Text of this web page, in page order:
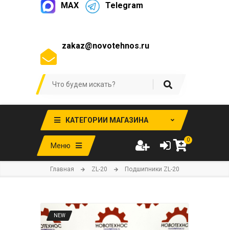
MAX Telegram
zakaz@novotehnos.ru
КАТЕГОРИИ МАГАЗИНА
Меню
0
Главная ZL-20 Подшипники ZL-20
NEW